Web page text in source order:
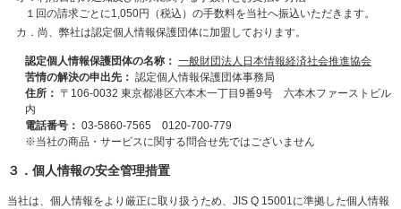
１回の請求ごとに1,050円（税込）の手数料を当社へ振込いただきます。
カ．尚、弊社は認定個人情報保護団体に加盟しております。
認定個人情報保護団体の名称： 一般財団法人日本情報経済社会推進協会
苦情の解決の申出先： 認定個人情報保護団体事務局
住所： 〒106-0032 東京都港区六本木一丁目9番9号 六本木ファーストビル
内
電話番号： 03-5860-7565 0120-700-779
※当社の商品・サービスに関する問合せ先ではございません
３．個人情報の安全管理措置
当社は、個人情報をより厳正に取り扱うため、JIS Q 15001に準拠した個人情報